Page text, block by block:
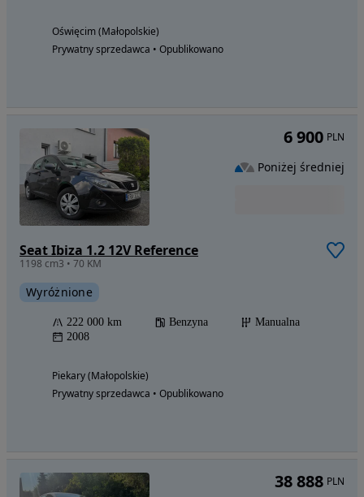
Oświęcim (Małopolskie)
Prywatny sprzedawca • Opublikowano
Seat Ibiza 1.2 12V Reference
1198 cm3 • 70 KM
Wyróżnione
222 000 km Benzyna
Manualna
2008
Piekary (Małopolskie)
Prywatny sprzedawca • Opublikowano
6 900 PLN
Poniżej średniej
38 888 PLN